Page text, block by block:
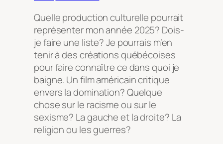
Quelle production culturelle pourrait
représenter mon année 2025? Dois-
je faire une liste? Je pourrais m’en
tenir à des créations québécoises
pour faire connaître ce dans quoi je
baigne. Un film américain critique
envers la domination? Quelque
chose sur le racisme ou sur le
sexisme? La gauche et la droite? La
religion ou les guerres?